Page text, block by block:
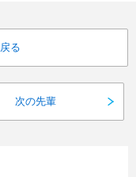
る
次の先輩